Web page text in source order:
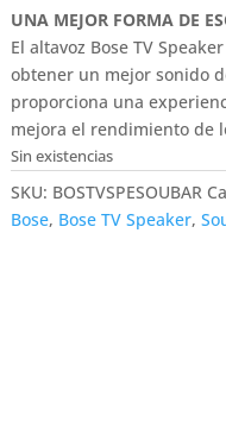
UNA MEJOR FORMA DE
El altavoz Bose TV
obtener un mejor sonido
proporciona una
mejora el rendimiento de
Sin existencias
SKU: BOSTVSPESOUBAR
Bose, Bose TV Speaker,